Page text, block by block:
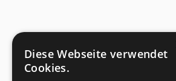
Diese Webseite verwendet
Cookies.